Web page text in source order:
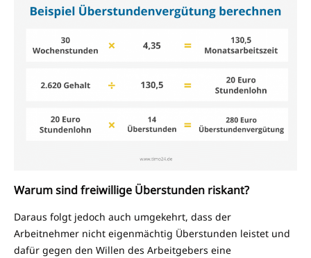
Warum sind freiwillige Überstunden riskant?
Daraus folgt jedoch auch umgekehrt, dass der
Arbeitnehmer nicht eigenmächtig Überstunden leistet und
dafür gegen den Willen des Arbeitgebers eine